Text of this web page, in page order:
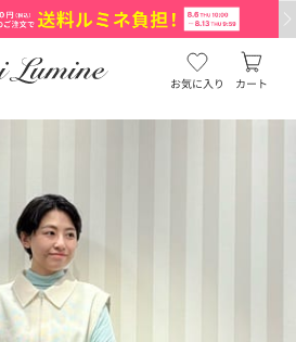
お気に入り カート